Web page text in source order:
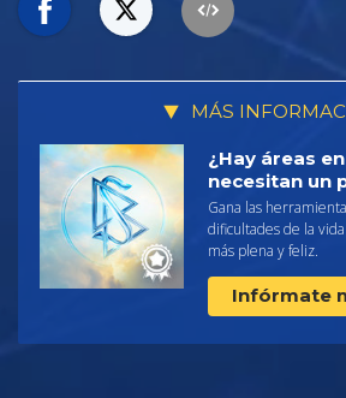
MÁS
¿Hay áreas
necesitan un
Gana las
dificultades de la
más plena y feliz.
Infórmate